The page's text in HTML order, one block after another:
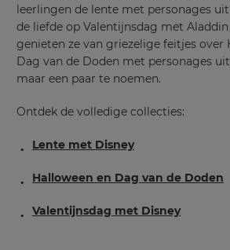
leerlingen de lente met personages uit
de liefde op Valentijnsdag met Aladdin
genieten ze van griezelige feitjes over
Dag van de Doden met personages
maar een paar te noemen.
Ontdek de volledige collecties:
Lente met Disney
Halloween en Dag van de Doden
Valentijnsdag met Disney